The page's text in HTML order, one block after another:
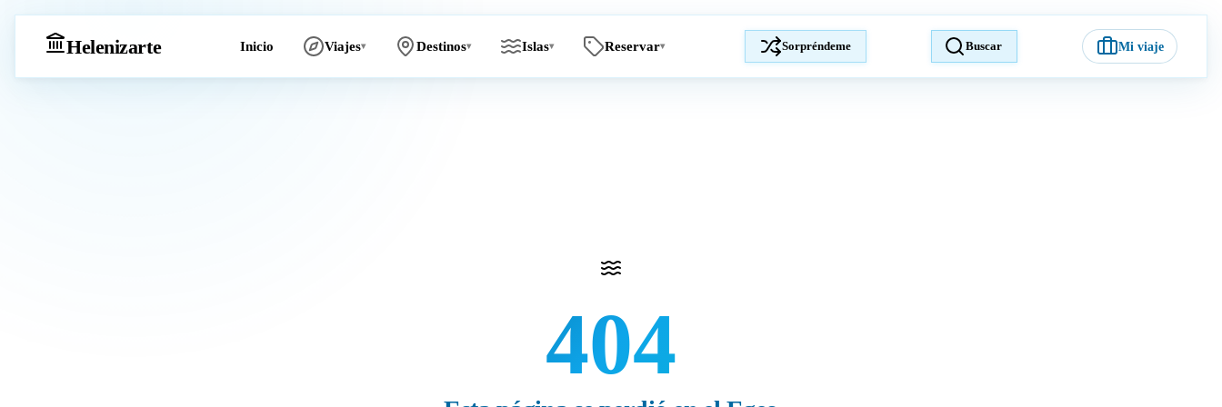
Helenizarte Inicio Viajes▾ Destinos▾ Islas▾ Reservar▾ Sorpréndeme Buscar Mi viaje
404